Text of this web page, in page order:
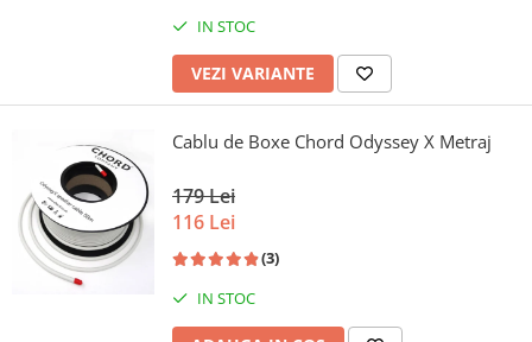
IN STOC
VEZI VARIANTE
Cablu de Boxe Chord Odyssey X Metraj
179 Lei
116 Lei
(3)
IN STOC